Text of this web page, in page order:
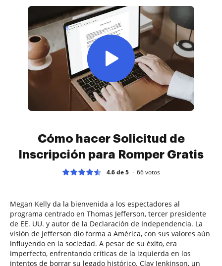
Cómo hacer Solicitud de
Inscripción para Romper Gratis
4.6 de 5 66votos
Megan Kelly da la bienvenida a los espectadores al
programa centrado en Thomas Jefferson, tercer presidente
de EE. UU. y autor de la Declaración de Independencia. La
visión de Jefferson dio forma a América, con sus valores aún
influyendo en la sociedad. A pesar de su éxito, era
imperfecto, enfrentando críticas de la izquierda en los
intentos de borrar su legado histórico. Clay Jenkinson, un